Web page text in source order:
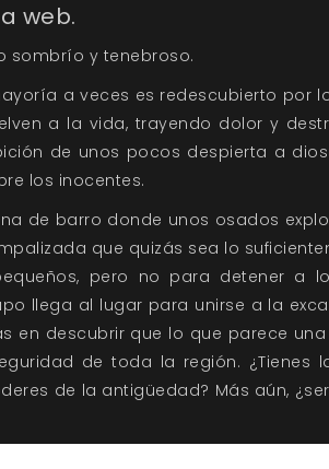
web.
sombrío y tenebroso.
a veces es redescubierto por
a la vida, trayendo dolor y
de unos pocos despierta a
los inocentes.
de barro donde unos osados
que quizás sea lo
pero no para detener a
llega al lugar para unirse a la
en descubrir que lo que parece
de toda la región. ¿Tienes
de la antigüedad? Más aún,